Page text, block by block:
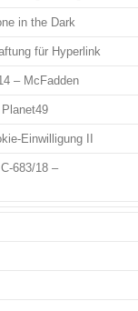
in the Dark
für Hyperlink
– McFadden
Einwilligung II
683/18 –